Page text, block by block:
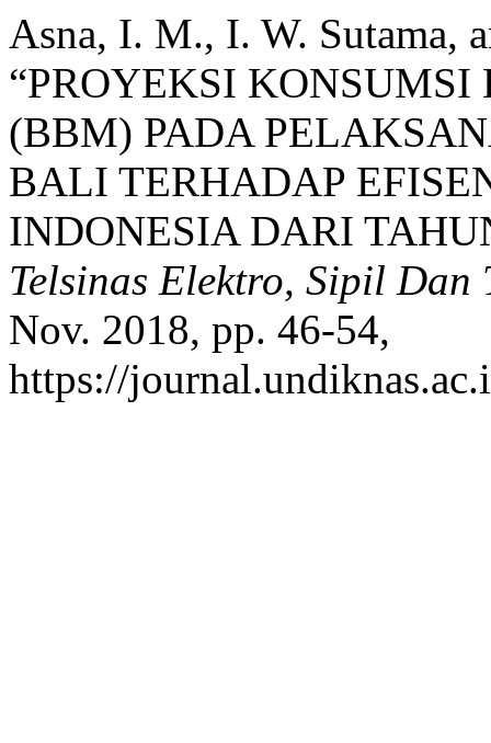
Asna, I. M., I. W. Sutama,
“PROYEKSI
(BBM) PADA
BALI TERHADAP
INDONESIA DARI
Telsinas Elektro, Sipil Dan
Nov. 2018, pp. 46-54,
https://